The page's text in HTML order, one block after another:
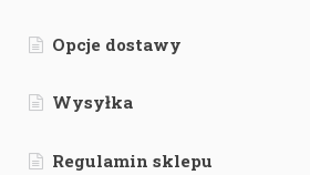
Opcje dostawy
Wysyłka
Regulamin sklepu